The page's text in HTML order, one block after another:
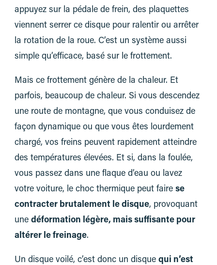
appuyez sur la pédale de frein, des plaquettes
viennent serrer ce disque pour ralentir ou arrêter
la rotation de la roue. C’est un système aussi
simple qu’efficace, basé sur le frottement.
Mais ce frottement génère de la chaleur. Et
parfois, beaucoup de chaleur. Si vous descendez
une route de montagne, que vous conduisez de
façon dynamique ou que vous êtes lourdement
chargé, vos freins peuvent rapidement atteindre
des températures élevées. Et si, dans la foulée,
vous passez dans une flaque d’eau ou lavez
votre voiture, le choc thermique peut faire se
contracter brutalement le disque, provoquant
une déformation légère, mais suffisante pour
altérer le freinage.
Un disque voilé, c’est donc un disque qui n’est